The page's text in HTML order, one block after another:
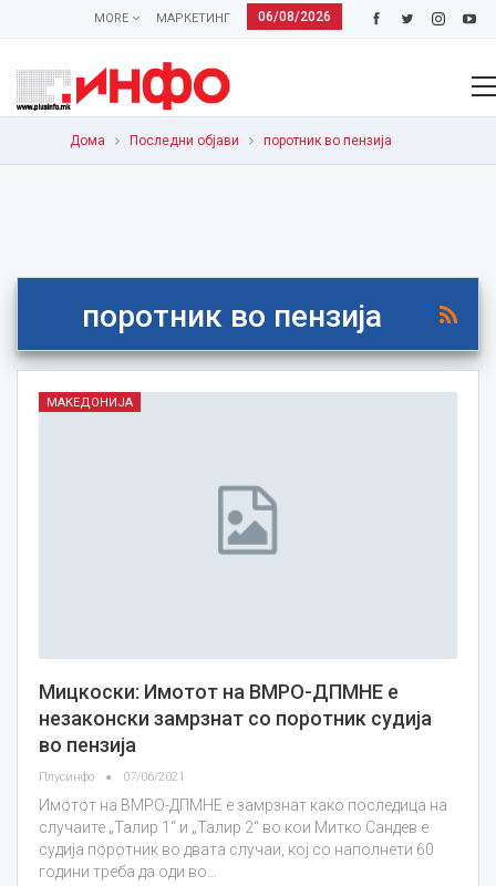
06/08/2026
МАРКЕТИНГ
MORE
Дома Последни објави поротник во пензија
поротник во пензија
МАКЕДОНИЈА
Мицкоски: Имотот на ВМРО-ДПМНЕ е
незаконски замрзнат со поротник судија
во пензија
Плусинфо 07/06/2021
Имотот на ВМРО-ДПМНЕ е замрзнат како последица на
случаите „Талир 1“ и „Талир 2“ во кои Митко Сандев е
судија поротник во двата случаи, кој со наполнети 60
години треба да оди во…